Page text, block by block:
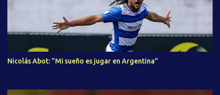
Nicolás Abot: "Mi sueño es jugar en Argentina"